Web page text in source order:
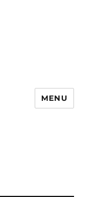
MENU